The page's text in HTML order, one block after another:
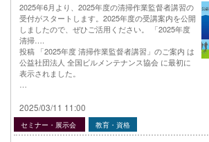
2025年6月より、2025年度の清掃作業監督者講習の
受付がスタートします。2025年度の受講案内を公開
しましたので、ぜひご活用ください。 「2025年度
清掃….
投稿 「2025年度 清掃作業監督者講習」のご案内 は
公益社団法人 全国ビルメンテナンス協会 に最初に
表示されました。
2025/03/11 11:00
セミナー・展示会 教育・資格